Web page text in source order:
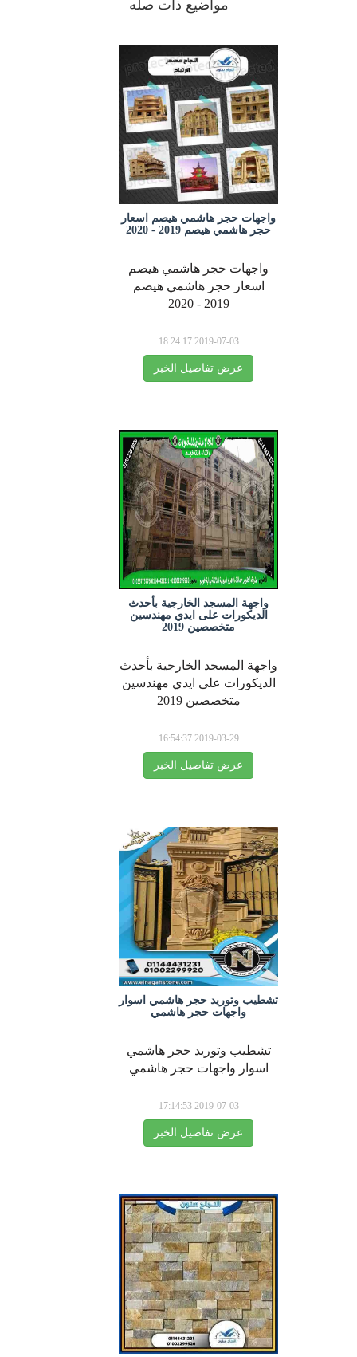
مواضيع ذات صله
واجهات حجر هاشمي هيصم اسعار
حجر هاشمي هيصم 2019 - 2020
واجهات حجر هاشمي هيصم
اسعار حجر هاشمي هيصم
2019 - 2020
2019-07-03 18:24:17
عرض تفاصيل الخبر
واجهة المسجد الخارجية بأحدث
الديكورات على ايدي مهندسين
متخصصين 2019
واجهة المسجد الخارجية بأحدث
الديكورات على ايدي مهندسين
متخصصين 2019
2019-03-29 16:54:37
عرض تفاصيل الخبر
تشطيب وتوريد حجر هاشمي اسوار
واجهات حجر هاشمي
تشطيب وتوريد حجر هاشمي
اسوار واجهات حجر هاشمي
2019-07-03 17:14:53
عرض تفاصيل الخبر